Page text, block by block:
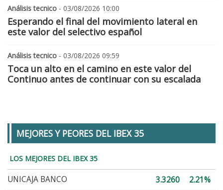
Análisis tecnico - 03/08/2026 10:00
Esperando el final del movimiento lateral en
este valor del selectivo español
Análisis tecnico - 03/08/2026 09:59
Toca un alto en el camino en este valor del
Continuo antes de continuar con su escalada
MEJORES Y PEORES DEL IBEX 35
LOS MEJORES DEL IBEX 35
UNICAJA BANCO 3.3260
2.21%